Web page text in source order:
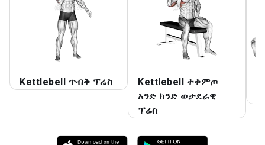
Kettlebell ጥብቅ ፕሬስ
Kettlebell ተቀምጦ
አንድ ክንድ ወታደራዊ
ፕሬስ